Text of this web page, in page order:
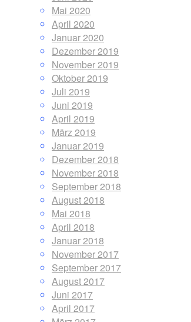
Mai 2020
April 2020
Januar 2020
Dezember 2019
November 2019
Oktober 2019
Juli 2019
Juni 2019
April 2019
März 2019
Januar 2019
Dezember 2018
November 2018
September 2018
August 2018
Mai 2018
April 2018
Januar 2018
November 2017
September 2017
August 2017
Juni 2017
April 2017